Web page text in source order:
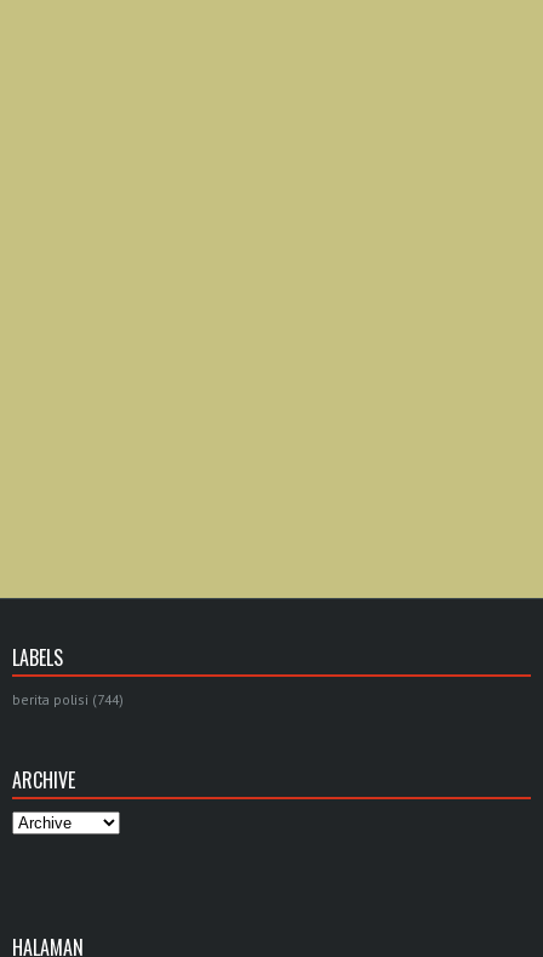
LABELS
berita polisi (744)
ARCHIVE
HALAMAN